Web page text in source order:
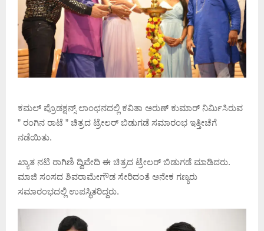
ಕಮಲ್ ಪ್ರೊಡಕ್ಷನ್ಸ್ ಲಾಂಛನದಲ್ಲಿ ಕವಿತಾ ಅರುಣ್ ಕುಮಾರ್ ನಿರ್ಮಿಸಿರುವ
” ರಂಗಿನ ರಾಟೆ ” ಚಿತ್ರದ ಟ್ರೇಲರ್ ಬಿಡುಗಡೆ ಸಮಾರಂಭ ಇತ್ತೀಚೆಗೆ
ನಡೆಯಿತು.
ಖ್ಯಾತ ನಟಿ ರಾಗಿಣಿ ದ್ವಿವೇದಿ ಈ ಚಿತ್ರದ ಟ್ರೇಲರ್ ಬಿಡುಗಡೆ ಮಾಡಿದರು.
ಮಾಜಿ ಸಂಸದ ಶಿವರಾಮೇಗೌಡ ಸೇರಿದಂತೆ ಅನೇಕ ಗಣ್ಯರು
ಸಮಾರಂಭದಲ್ಲಿ ಉಪಸ್ಥಿತರಿದ್ದರು.